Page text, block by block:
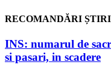
RECOMANDĂRI
INS: numarul de
si pasari, in scadere